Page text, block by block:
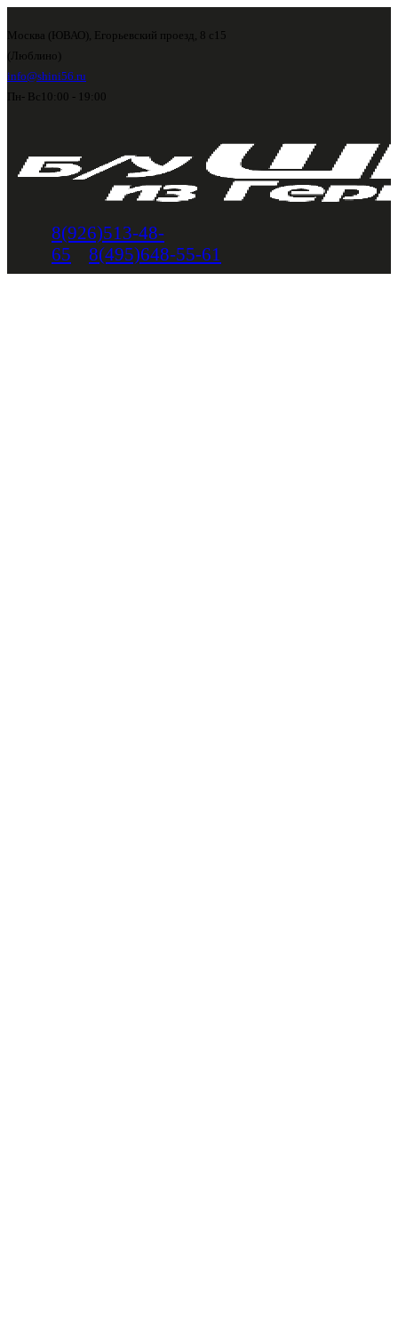
Москва (ЮВАО), Егорьевский проезд, 8 с15
(Люблино)
info@shini56.ru
Пн- Вс 10:00 - 19:00
8(926)513-48-
65
8(495)648-55-61